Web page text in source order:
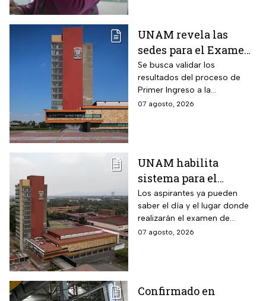
UNAM revela las
sedes para el Examen
de control 2026;
consulta dónde será
Se busca validar los
resultados del proceso de
Primer Ingreso a la
Licenciatura luego de
07 agosto, 2026
UNAM habilita
sistema para el
examen de control: así
puedes consultar
fecha, hora y sede
Los aspirantes ya pueden
saber el día y el lugar donde
realizarán el examen de
control de forma presencial
07 agosto, 2026
Confirmado en